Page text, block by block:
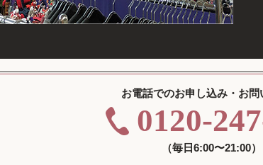
お電話でのお申し込み・お問
0120-
（毎日6:00〜21:00）